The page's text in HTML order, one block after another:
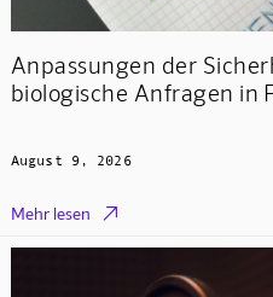
Anpassungen der
biologische Anfragen in
August 9, 2026
Mehr lesen 